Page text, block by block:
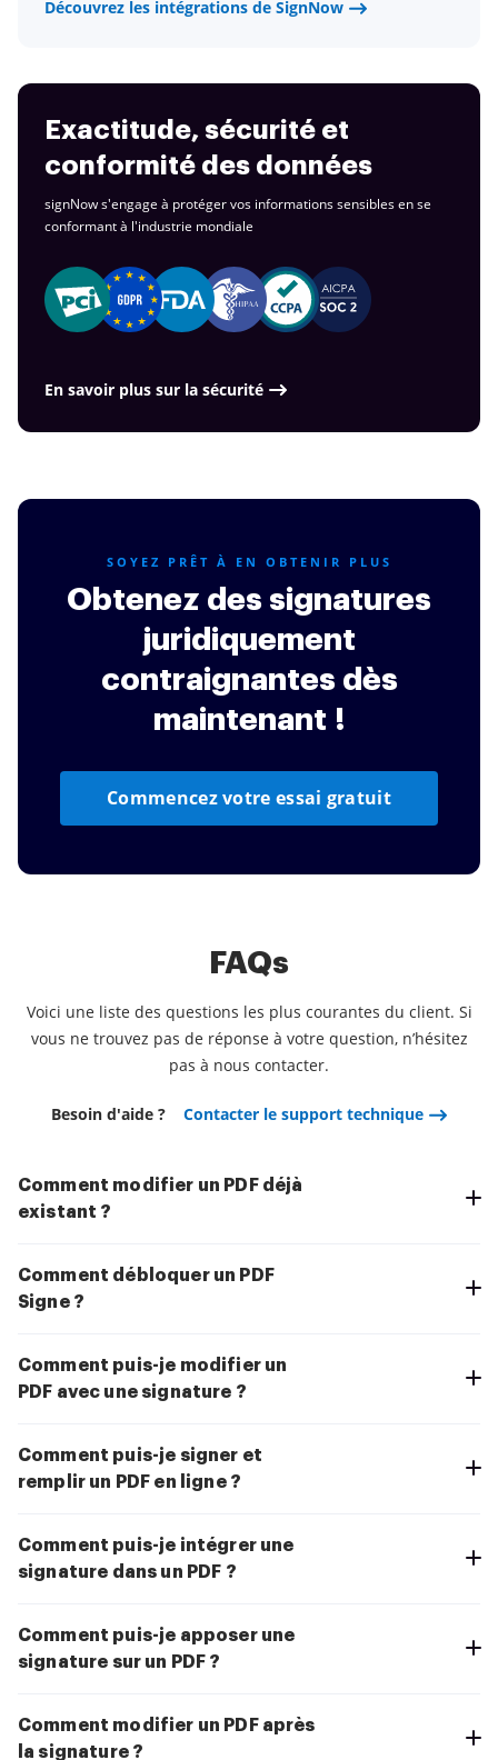
Découvrez les intégrations de SignNow
Exactitude, sécurité et
conformité des données
signNow s'engage à protéger vos informations sensibles en se
conformant à l'industrie mondiale
En savoir plus sur la sécurité
SOYEZ PRÊT À EN OBTENIR PLUS
Obtenez des signatures
juridiquement
contraignantes dès
maintenant !
Commencez votre essai gratuit
FAQs
Voici une liste des questions les plus courantes du client. Si
vous ne trouvez pas de réponse à votre question, n’hésitez
pas à nous contacter.
Besoin d'aide ? Contacter le support technique
Comment modifier un PDF déjà
existant ?
Comment débloquer un PDF
Signe ?
Comment puis-je modifier un
PDF avec une signature ?
Comment puis-je signer et
remplir un PDF en ligne ?
Comment puis-je intégrer une
signature dans un PDF ?
Comment puis-je apposer une
signature sur un PDF ?
Comment modifier un PDF après
la signature ?